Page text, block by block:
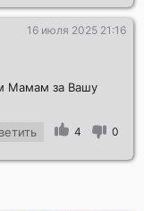
16 июля 2025 21:16
Мамам за Вашу
4 0